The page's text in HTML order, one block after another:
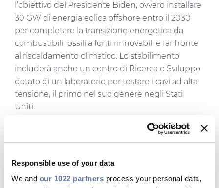
Responsible use of your data
We and our 1022 partners process your personal data,
l’obiettivo del Presidente Biden, ovvero installare
30 GW di energia eolica offshore entro il 2030
per completare la transizione energetica da
combustibili fossili a fonti rinnovabili e far fronte
al riscaldamento climatico. Lo stabilimento
includerà anche un centro di Ricerca e Sviluppo
dotato di un laboratorio per testare i cavi ad alta
tensione, il primo nel suo genere negli Stati
Uniti.
Oltre a essere un asset fondamentale per la
produzione dell’eolico offshore statunitense,
positivi sulla comunità, trasformando Brayton
Point in uno strategico centro di conoscenze e